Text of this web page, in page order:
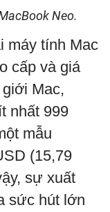
Neo.
máy tính Mac
cấp và giá
Mac,
nhất 999
mẫu
(15,79
sự xuất
sức hút lớn